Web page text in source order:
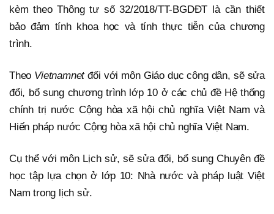
kèm theo Thông tư số 32/2018/TT-BGDĐT là cần thiết
bảo đảm tính khoa học và tính thực tiễn của chương
trình.
Theo Vietnamnetđối với môn Giáo dục công dân, sẽ sửa
đổi, bổ sung chương trình lớp 10 ở các chủ đề Hệ thống
chính trị nước Cộng hòa xã hội chủ nghĩa Việt Nam và
Hiến pháp nước Cộng hòa xã hội chủ nghĩa Việt Nam.
Cụ thể với môn Lịch sử, sẽ sửa đổi, bổ sung Chuyên đề
học tập lựa chọn ở lớp 10: Nhà nước và pháp luật Việt
Nam trong lịch sử.